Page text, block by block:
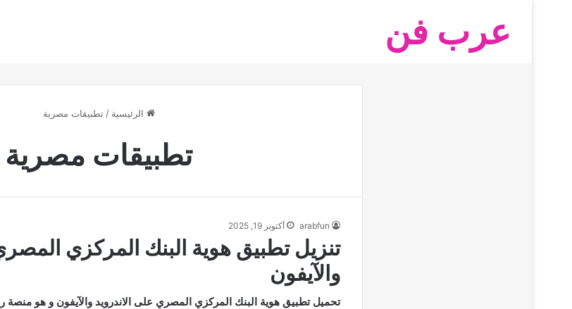
عرب فن
الرئيسية / تطبيقات مصرية
تطبيقات مصرية
arabfun أكتوبر 19, 2025
تنزيل تطبيق هوية البنك المركزي
والآيفون
تحميل تطبيق هوية البنك المركزي المصري على الاندرويد والآيفون و هو